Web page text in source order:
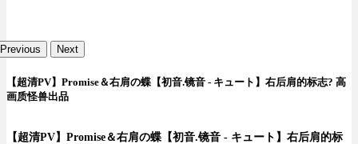
Previous Next
【超清PV】Promise＆右肩の蝶【初音.镜音 - キュート】右后肩的标志? 高
画质怪兽出品
【超清PV】Promise＆右肩の蝶【初音.镜音 - キュート】右后肩的标